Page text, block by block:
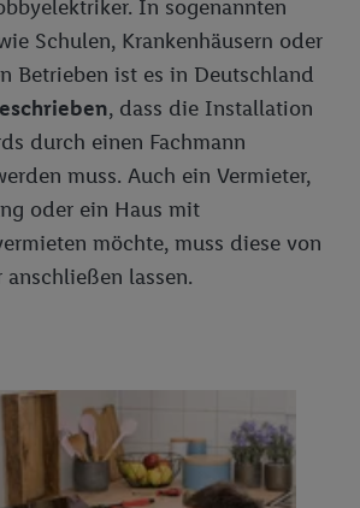
Jork und Mittelnkirchen
Trauchgau
Küche
Tücher
Backzutaten
, Fischkonserven
In sogenannten
Schulen, Krankenhäusern oder
Betrieben ist es in Deutschland
, dass die Installation
durch einen Fachmann
muss. Auch ein Vermieter,
oder ein Haus mit
möchte, muss diese von
lassen.